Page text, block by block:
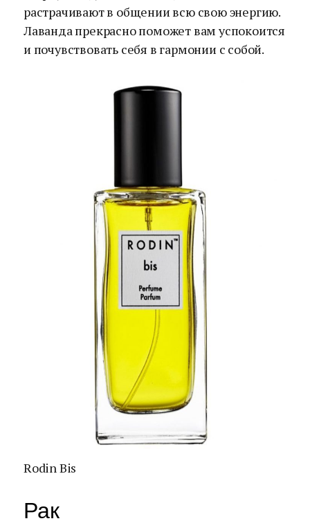
растрачивают в общении всю свою энергию.
Лаванда прекрасно поможет вам успокоится
и почувствовать себя в гармонии с собой.
Rodin Bis
Рак